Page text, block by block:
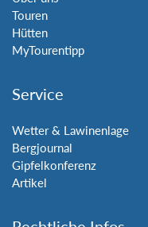
Touren
Hütten
MyTourentipp
Service
Wetter & Lawinenlage
Bergjournal
Gipfelkonferenz
Artikel